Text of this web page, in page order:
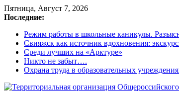
Пятница, Август 7, 2026
Последние:
Режим работы в школьные каникулы.
Свияжск как источник вдохновения:
Среди лучших на «Арктуре»
Никто не забыт….
Охрана труда в образовательных